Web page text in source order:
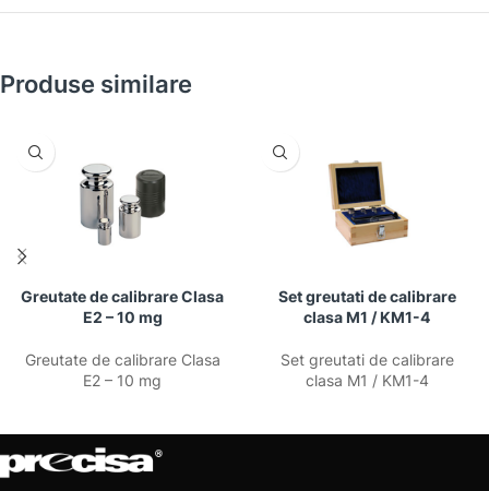
Produse similare
Greutate de calibrare Clasa
E2 – 10 mg
Greutate de calibrare Clasa
E2 – 10 mg
Set greutati de calibrare
clasa M1 / KM1-4
Set greutati de calibrare
clasa M1 / KM1-4